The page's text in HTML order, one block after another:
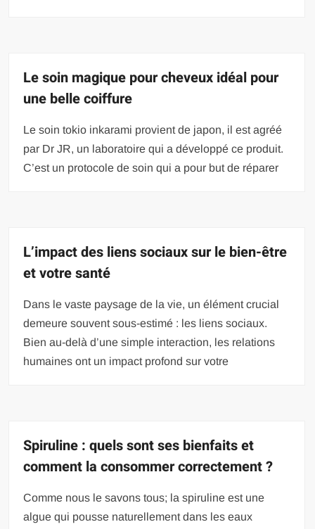
Le soin magique pour cheveux idéal pour
une belle coiffure
Le soin tokio inkarami provient de japon, il est agréé
par Dr JR, un laboratoire qui a développé ce produit.
C’est un protocole de soin qui a pour but de réparer
L’impact des liens sociaux sur le bien-être
et votre santé
Dans le vaste paysage de la vie, un élément crucial
demeure souvent sous-estimé : les liens sociaux.
Bien au-delà d’une simple interaction, les relations
humaines ont un impact profond sur votre
Spiruline : quels sont ses bienfaits et
comment la consommer correctement ?
Comme nous le savons tous; la spiruline est une
algue qui pousse naturellement dans les eaux